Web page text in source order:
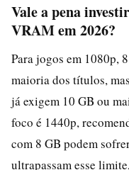
Vale a pena
VRAM em 2026?
Para jogos em 1080p,
maioria dos títulos,
já exigem 10 GB ou
foco é 1440p,
com 8 GB podem
ultrapassam esse